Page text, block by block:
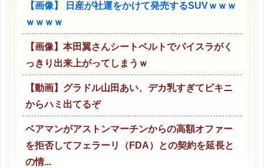
【画像】 日産が社運をかけて発売するSUVｗｗｗ
ｗｗｗｗ
【画像】本田翼さんシートベルトでパイスラがく
っきり出来上がってしまうｗ
【動画】グラドル山田あい、デカ乳すぎてビキニ
からハミ出てるぞ
ベアマンがアストンマーチンからの高額オファー
を拒否してフェラーリ（FDA）との契約を延長と
の情...